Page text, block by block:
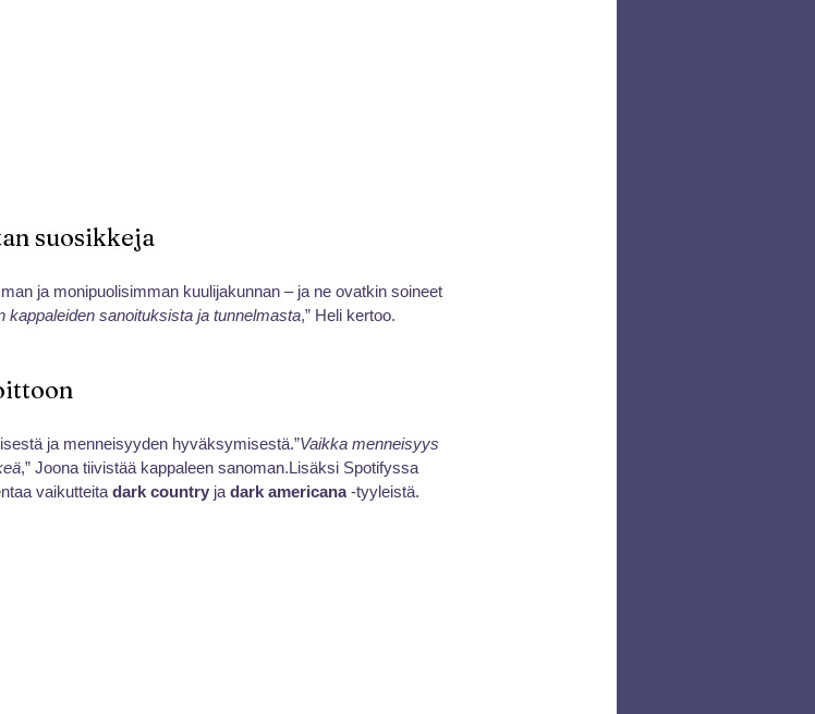
suosikkeja
ja monipuolisimman kuulijakunnan – ja ne ovatkin soineet
kappaleiden sanoituksista ja tunnelmasta,” Heli kertoo.
ja menneisyyden hyväksymisestä.”Vaikka menneisyys
,” Joona tiivistää kappaleen sanoman.Lisäksi Spotifyssa
vaikutteita dark country ja dark americana -tyyleistä.